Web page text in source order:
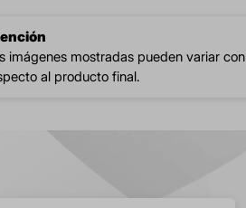
imágenes mostradas pueden variar con
al producto final.